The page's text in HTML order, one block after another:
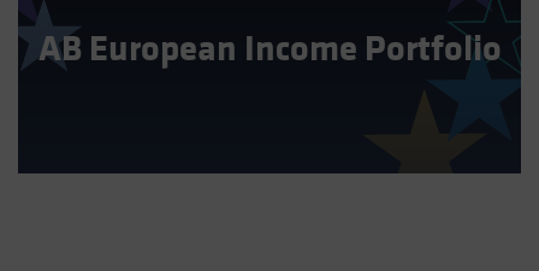
AB European Income Portfolio